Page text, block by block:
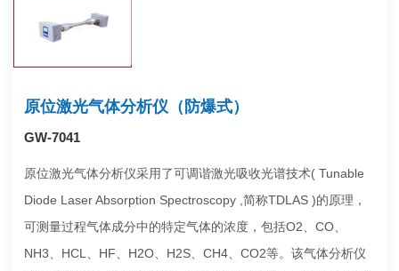
原位激光气体分析仪（防爆式）
GW-7041
原位激光气体分析仪采用了可调谐激光吸收光谱技术( Tunable
Diode Laser Absorption Spectroscopy ,简称TDLAS )的原理，
可测量过程气体成分中的特定气体的浓度，包括O2、CO、
NH3、HCL、HF、H2O、H2S、CH4、CO2等。该气体分析仪